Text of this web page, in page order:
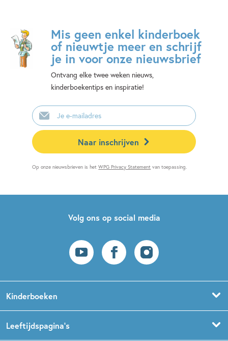
Mis geen enkel kinderboek
of nieuwtje meer en schrijf
je in voor onze nieuwsbrief
Ontvang elke twee weken nieuws,
kinderboekentips en inspiratie!
E-
mailadres
Naar inschrijven
Op onze nieuwsbrieven is hetWPG Privacy Statement van toepassing.
Volg ons op social media
Kinderboeken
Leeftijdspagina’s